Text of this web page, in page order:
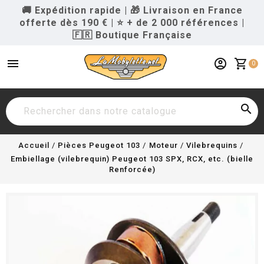
🚚 Expédition rapide | 🎁 Livraison en France
offerte dès 190 € | ⭐ + de 2 000 références |
🇫🇷 Boutique Française
menu shopping_cart 0
account_circle

Accueil Pièces Peugeot 103 Moteur
Vilebrequins
Embiellage (vilebrequin) Peugeot 103 SPX, RCX, etc. (bielle
Renforcée)